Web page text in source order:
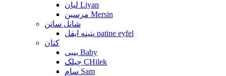
لیان Liyan
مرسین Mersin
شانل ساتن
پتینه ایفل patine eyfel
کتان
بیبی Baby
چیلک CHilek
سام Sam